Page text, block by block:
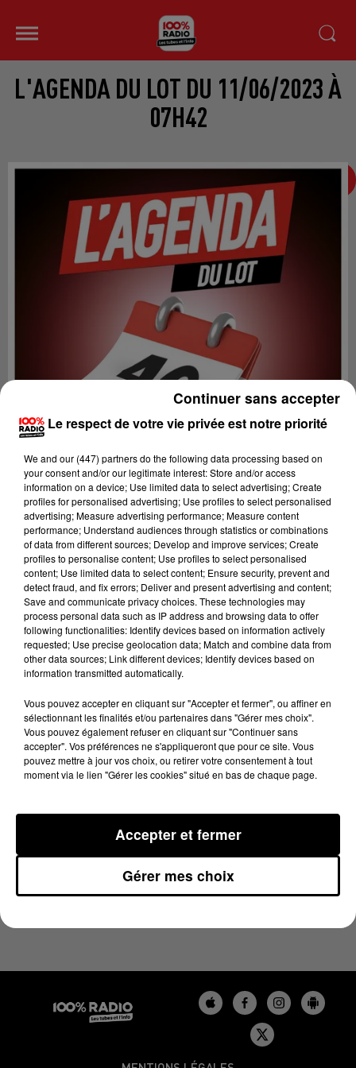
L'AGENDA DU LOT DU 11/06/2023 À
07H42
Lecture (1 min 14 sec)
100%
11 juin 2023 - 1 min 14 sec
L'AGENDA DU LOT DU 11/06/2023 À 07H42
Le respect de votre vie privée est notre priorité
We and our (447) partnersdo the following data processing based on
your consent and/or our legitimate interest: Store and/or access
information on a device; Use limited data to select advertising; Create
profiles for personalised advertising; Use profiles to select personalised
advertising; Measure advertising performance; Measure content
performance; Understand audiences through statistics or combinations
of data from different sources; Develop and improve services; Create
profiles to personalise content; Use profiles to select personalised
content; Use limited data to select content; Ensure security, prevent and
detect fraud, and fix errors; Deliver and present advertising and content;
Save and communicate privacy choices. These technologies may
process personal data such as IP address and browsing data to offer
following functionalities: Identify devices based on information actively
requested; Use precise geolocation data; Match and combine data from
other data sources; Link different devices; Identify devices based on
information transmitted automatically.
Vous pouvez accepter en cliquant sur "Accepter et fermer", ou affiner en
sélectionnant les finalités et/ou partenaires dans "Gérer mes choix".
Vous pouvez également refuser en cliquant sur "Continuer sans
accepter". Vos préférences ne s'appliqueront que pour ce site. Vous
pouvez mettre à jour vos choix, ou retirer votre consentement à tout
moment via le lien "Gérer les cookies" situé en bas de chaque page.
Gérer mes choix
Accepter et fermer
Continuer sans accepter